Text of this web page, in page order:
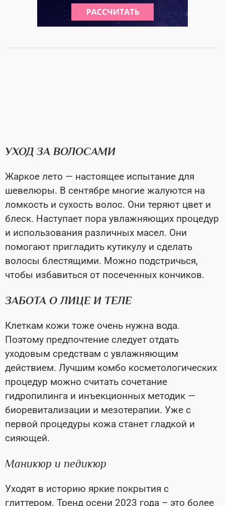
УХОД ЗА ВОЛОСАМИ
Жаркое лето — настоящее испытание для
шевелюры. В сентябре многие жалуются на
ломкость и сухость волос. Они теряют цвет и
блеск. Наступает пора увлажняющих процедур
и использования различных масел. Они
помогают пригладить кутикулу и сделать
волосы блестящими. Можно подстричься,
чтобы избавиться от посеченных кончиков.
ЗАБОТА О ЛИЦЕ И ТЕЛЕ
Клеткам кожи тоже очень нужна вода.
Поэтому предпочтение следует отдать
уходовым средствам с увлажняющим
действием. Лучшим комбо косметологических
процедур можно считать сочетание
гидропилинга и инъекционных методик —
биоревитализации и мезотерапии. Уже с
первой процедуры кожа станет гладкой и
сияющей.
Маникюр и педикюр
Уходят в историю яркие покрытия с
глиттером. Тренд осени 2023 года – это более